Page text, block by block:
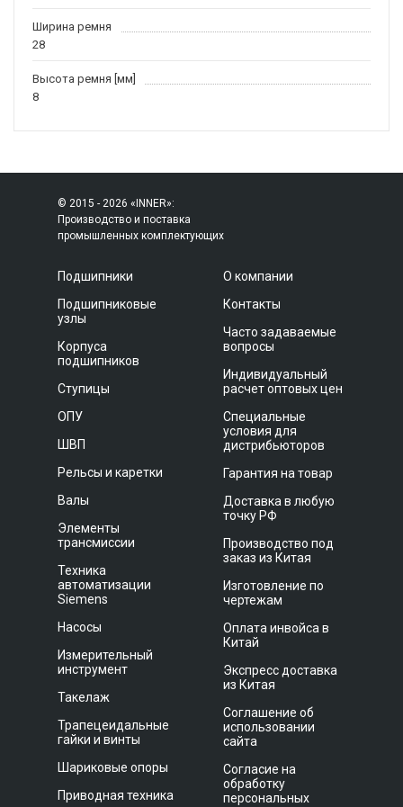
Ширина ремня
28
Высота ремня [мм]
8
© 2015 - 2026 «INNER»:
Производство и поставка
промышленных комплектующих
Подшипники
Подшипниковые
узлы
Корпуса
подшипников
Ступицы
ОПУ
ШВП
Рельсы и каретки
Валы
Элементы
трансмиссии
Техника
автоматизации
Siemens
Насосы
Измерительный
инструмент
Такелаж
Трапецеидальные
гайки и винты
Шариковые опоры
Приводная техника
О компании
Контакты
Часто задаваемые
вопросы
Индивидуальный
расчет оптовых цен
Специальные
условия для
дистрибьюторов
Гарантия на товар
Доставка в любую
точку РФ
Производство под
заказ из Китая
Изготовление по
чертежам
Оплата инвойса в
Китай
Экспресс доставка
из Китая
Соглашение об
использовании
сайта
Согласие на
обработку
персональных